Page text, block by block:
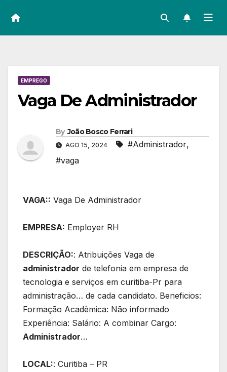
EMPREGO
Vaga De Administrador
By João Bosco Ferrari
AGO 15, 2024 #Administrador,
#vaga
VAGA:: Vaga De Administrador
EMPRESA: Employer RH
DESCRIÇÃO:: Atribuições Vaga de
administrador de telefonia em empresa de
tecnologia e serviços em curitiba-Pr para
administração… de cada candidato. Beneficios:
Formação Acadêmica: Não informado
Experiência: Salário: A combinar Cargo:
Administrador…
LOCAL:: Curitiba – PR